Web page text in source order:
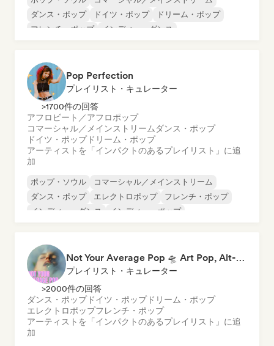
ダンス・ポップ
ドイツ・ポップ
ドリーム・ポップ
フレンチ・ポップ
インディー・ダンス
Pop Perfection
プレイリスト・キュレーター
>1700件の回答
アフロビート／アフロポップ
コマーシャル／メインストリーム ダンス・ポップ
ドイツ・ポップドリーム・ポップ
アーティストを「インパクトのあるプレイリスト」に追
加
ポップ・ソウル
コマーシャル／メインストリーム
ダンス・ポップ
エレクトロポップ
フレンチ・ポップ
インディー・ダンス
インディー・ポップ
Not Your Average Pop 🛸 Art Pop, Alt-Pop & Indie Pop
プレイリスト・キュレーター
>2000件の回答
ダンス・ポップドイツ・ポップドリーム・ポップ
エレクトロポップフレンチ・ポップ
アーティストを「インパクトのあるプレイリスト」に追
加